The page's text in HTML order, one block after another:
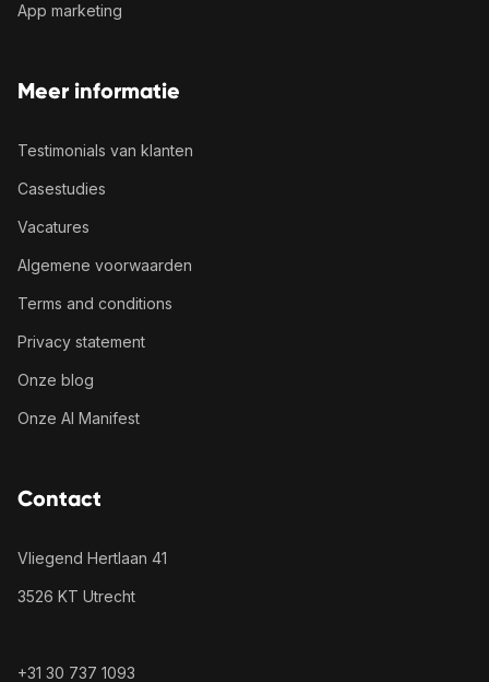
App marketing
Meer informatie
Testimonials van klanten
Casestudies
Vacatures
Algemene voorwaarden
Terms and conditions
Privacy statement
Onze blog
Onze AI Manifest
Contact
Vliegend Hertlaan 41
3526 KT Utrecht
+31 30 737 1093